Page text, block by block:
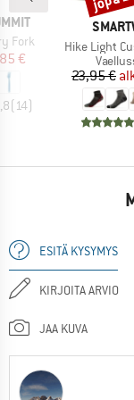
Fork
hinta
€
(14)
Tuote
Hike Light
23,95 €
ESITÄ KYSYMYS
KIRJOITA ARVIO
JAA KUVA